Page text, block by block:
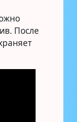
После